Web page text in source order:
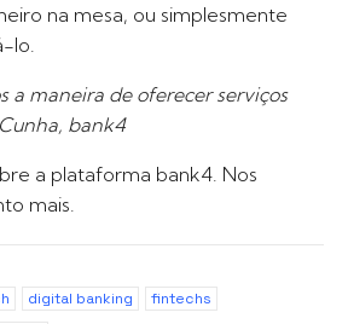
na mesa, ou simplesmente
lo.
a maneira de oferecer serviços
bank4
a plataforma bank4. Nos
mais.
digital banking
fintechs